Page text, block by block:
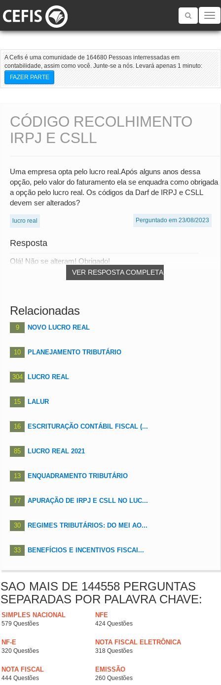
Toggle
A Cefis é uma comunidade de 164680 Pessoas interressadas em
contabilidade, assim como você. Junte-se a nós. Levará apenas 1 minuto:
FAZER PARTE
CÓDIGO RECOLHIMENTO
IRPJ E CSLL
Uma empresa opta pelo lucro real.Após alguns anos dessa
opção, pelo valor do faturamento ela se enquadra como obrigada
a opção pelo lucro real. Os códigos da Darf de IRPJ e CSLL
devem ser alterados?
lucro real Perguntado em 23/08/2023
Resposta
VER RESPOSTA COMPLETA
Olá! Não se alteram! Obrigado!
Relacionadas
9 NOVO LUCRO REAL
10 PLANEJAMENTO TRIBUTÁRIO
304 LUCRO REAL
15 LALUR
16 ESCRITURAÇÃO CONTÁBIL FISCAL (...
85 LUCRO REAL 2021
13 ENQUADRAMENTO TRIBUTÁRIO
77 APURAÇÃO DE IRPJ E CSLL NO LUC...
30 REGIMES TRIBUTÁRIOS: DO MEI AO...
33 BENEFÍCIOS E INCENTIVOS FISCAI...
SAO MAIS DE 144558 PERGUNTAS
SEPARADAS POR PALAVRA CHAVE:
SIMPLES NACIONAL
579 Questões
NFE
424 Questões
NF-E
320 Questões
NOTA FISCAL ELETRÔNICA
318 Questões
NOTA FISCAL
444 Questões
EMISSÃO
260 Questões